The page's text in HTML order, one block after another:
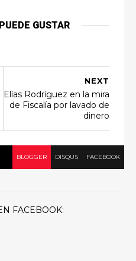
GUSTAR
NEXT
Elías Rodríguez en la mira
de Fiscalía por lavado de
dinero
BLOGGER DISQUS FACEBOOK
FACEBOOK: